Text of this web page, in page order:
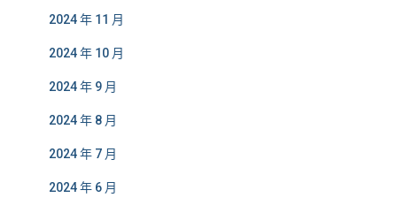
2024 年 11 月
2024 年 10 月
2024 年 9 月
2024 年 8 月
2024 年 7 月
2024 年 6 月